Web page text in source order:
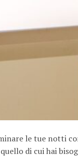
le tue notti
di cui hai